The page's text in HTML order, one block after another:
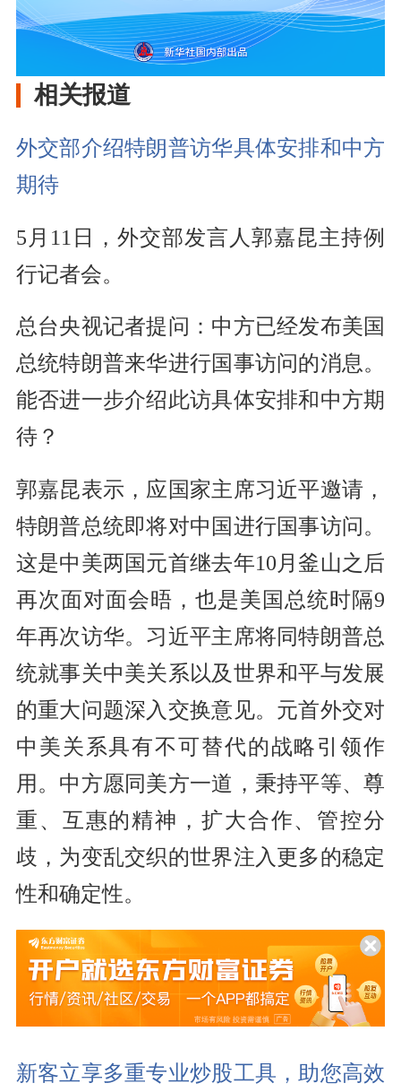
相关报道
外交部介绍特朗普访华具体安排和中方
期待
5月11日，外交部发言人郭嘉昆主持例
行记者会。
总台央视记者提问：中方已经发布美国
总统特朗普来华进行国事访问的消息。
能否进一步介绍此访具体安排和中方期
待？
郭嘉昆表示，应国家主席习近平邀请，
特朗普总统即将对中国进行国事访问。
这是中美两国元首继去年10月釜山之后
再次面对面会晤，也是美国总统时隔9
年再次访华。习近平主席将同特朗普总
统就事关中美关系以及世界和平与发展
的重大问题深入交换意见。元首外交对
中美关系具有不可替代的战略引领作
用。中方愿同美方一道，秉持平等、尊
重、互惠的精神，扩大合作、管控分
歧，为变乱交织的世界注入更多的稳定
性和确定性。
新客立享多重专业炒股工具，助您高效